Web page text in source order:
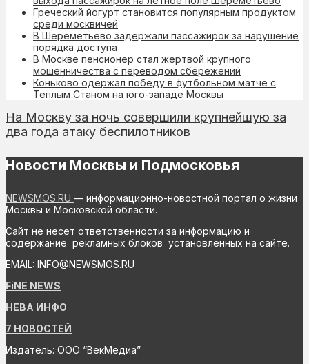
Греческий йогурт становится популярным продуктом
среди москвичей
В Шереметьево задержали пассажирок за нарушение
порядка доступа
В Москве пенсионер стал жертвой крупного
мошенничества с переводом сбережений
Коньково одержал победу в футбольном матче с
Теплым Станом на юго-западе Москвы
На Москву за ночь совершили крупнейшую за
два года атаку беспилотников
Новости Москвы и Подмосковья
NEWSMOS.RU — информационно-новостной портал о жизни
Москвы и Московской области.
Сайт не несет ответственности за информацию и
содержание рекламных блоков установленных на сайте.
EMAIL: INFO@NEWSMOS.RU
FiNE NEWS
НЕВА ИНФО
7 НОВОСТЕЙ
Издатель: ООО “ВекМедиа”